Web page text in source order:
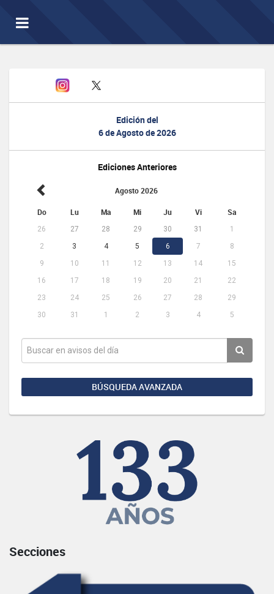
Toggle
navigation
Edición del
6 de Agosto de 2026
Ediciones Anteriores
Agosto 2026
Do Lu Ma Mi Ju Vi Sa
26 27 28 29 30 31
1
2
3 4 5 6 7
8
9
10 11 12 13 14
15
16
17 18 19 20 21
22
23
24 25 26 27 28
29
30
31 1 2 3 4 5
BÚSQUEDA AVANZADA
Secciones